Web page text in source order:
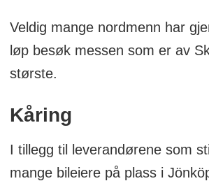
Veldig mange nordmenn har
løp besøk messen som er av
største.
Kåring
I tillegg til leverandørene som
mange bileiere på plass i